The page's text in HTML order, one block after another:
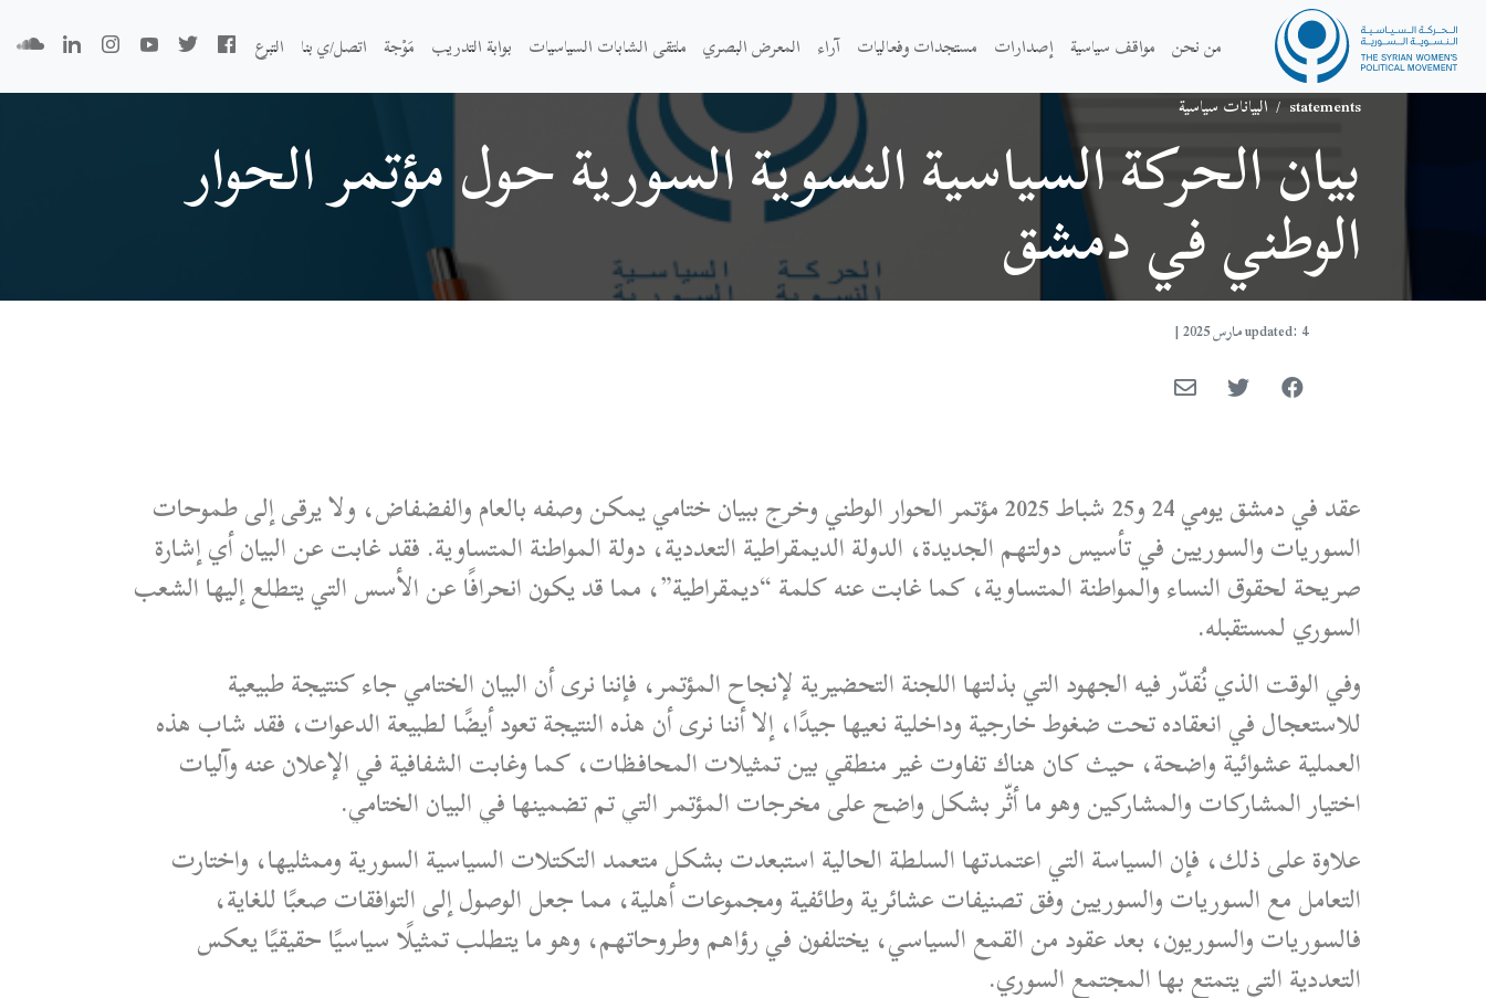
من نحن مواقف سياسية إصدارات مستجدات وفعاليات آراء المعرض البصري ملتقى الشابات السياسيات بوابة التدريب مَوْجة اتصل/ي بنا التبرع
statements
/ البيانات سياسية
بيان الحركة السياسية النسوية السورية حول مؤتمر الحوار
الوطني في دمشق
updated: 4 مارس 2025 |
عقد في دمشق يومي 24 و25 شباط 2025 مؤتمر الحوار الوطني وخرج ببيان ختامي يمكن وصفه بالعام والفضفاض، ولا يرقى إلى طموحات
السوريات والسوريين في تأسيس دولتهم الجديدة، الدولة الديمقراطية التعددية، دولة المواطنة المتساوية. فقد غابت عن البيان أي إشارة
صريحة لحقوق النساء والمواطنة المتساوية، كما غابت عنه كلمة “ديمقراطية”، مما قد يكون انحرافًا عن الأسس التي يتطلع إليها الشعب
السوري لمستقبله.
وفي الوقت الذي نُقدّر فيه الجهود التي بذلتها اللجنة التحضيرية لإنجاح المؤتمر، فإننا نرى أن البيان الختامي جاء كنتيجة طبيعية
للاستعجال في انعقاده تحت ضغوط خارجية وداخلية نعيها جيدًا، إلا أننا نرى أن هذه النتيجة تعود أيضًا لطبيعة الدعوات، فقد شاب هذه
العملية عشوائية واضحة، حيث كان هناك تفاوت غير منطقي بين تمثيلات المحافظات، كما وغابت الشفافية في الإعلان عنه وآليات
اختيار المشاركات والمشاركين وهو ما أثّر بشكل واضح على مخرجات المؤتمر التي تم تضمينها في البيان الختامي.
علاوة على ذلك، فإن السياسة التي اعتمدتها السلطة الحالية استبعدت بشكل متعمد التكتلات السياسية السورية وممثليها، واختارت
التعامل مع السوريات والسوريين وفق تصنيفات عشائرية وطائفية ومجموعات أهلية، مما جعل الوصول إلى التوافقات صعبًا للغاية،
فالسوريات والسوريون، بعد عقود من القمع السياسي، يختلفون في رؤاهم وطروحاتهم، وهو ما يتطلب تمثيلًا سياسيًا حقيقيًا يعكس
التعددية التي يتمتع بها المجتمع السوري.